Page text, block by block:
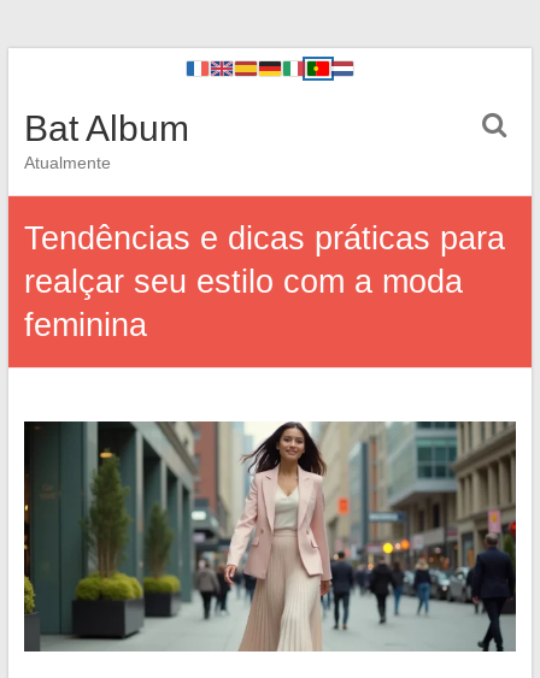
Bat Album
Atualmente
Tendências e dicas práticas para
realçar seu estilo com a moda
feminina